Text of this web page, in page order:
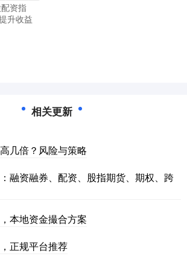
资指
升收益
相关更新
几倍？风险与策略
融资融券、配资、股指期货、期权、跨
本地资金撮合方案
正规平台推荐